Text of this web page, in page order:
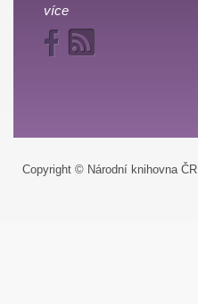
více
Copyright © Národní knihovna ČR